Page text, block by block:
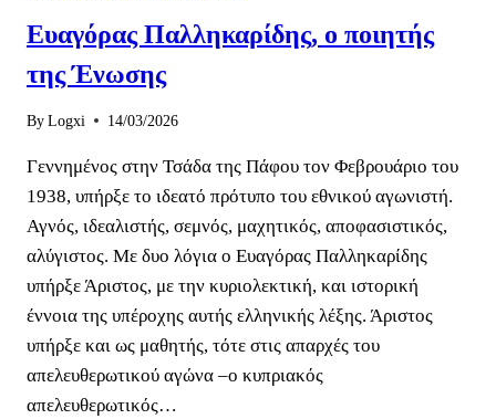
Ευαγόρας Παλληκαρίδης, ο ποιητής
της Ένωσης
By Logxi 14/03/2026
Γεννημένος στην Τσάδα της Πάφου τον Φεβρουάριο του
1938, υπήρξε το ιδεατό πρότυπο του εθνικού αγωνιστή.
Αγνός, ιδεαλιστής, σεμνός, μαχητικός, αποφασιστικός,
αλύγιστος. Με δυο λόγια ο Ευαγόρας Παλληκαρίδης
υπήρξε Άριστος, με την κυριολεκτική, και ιστορική
έννοια της υπέροχης αυτής ελληνικής λέξης. Άριστος
υπήρξε και ως μαθητής, τότε στις απαρχές του
απελευθερωτικού αγώνα –ο κυπριακός
απελευθερωτικός…